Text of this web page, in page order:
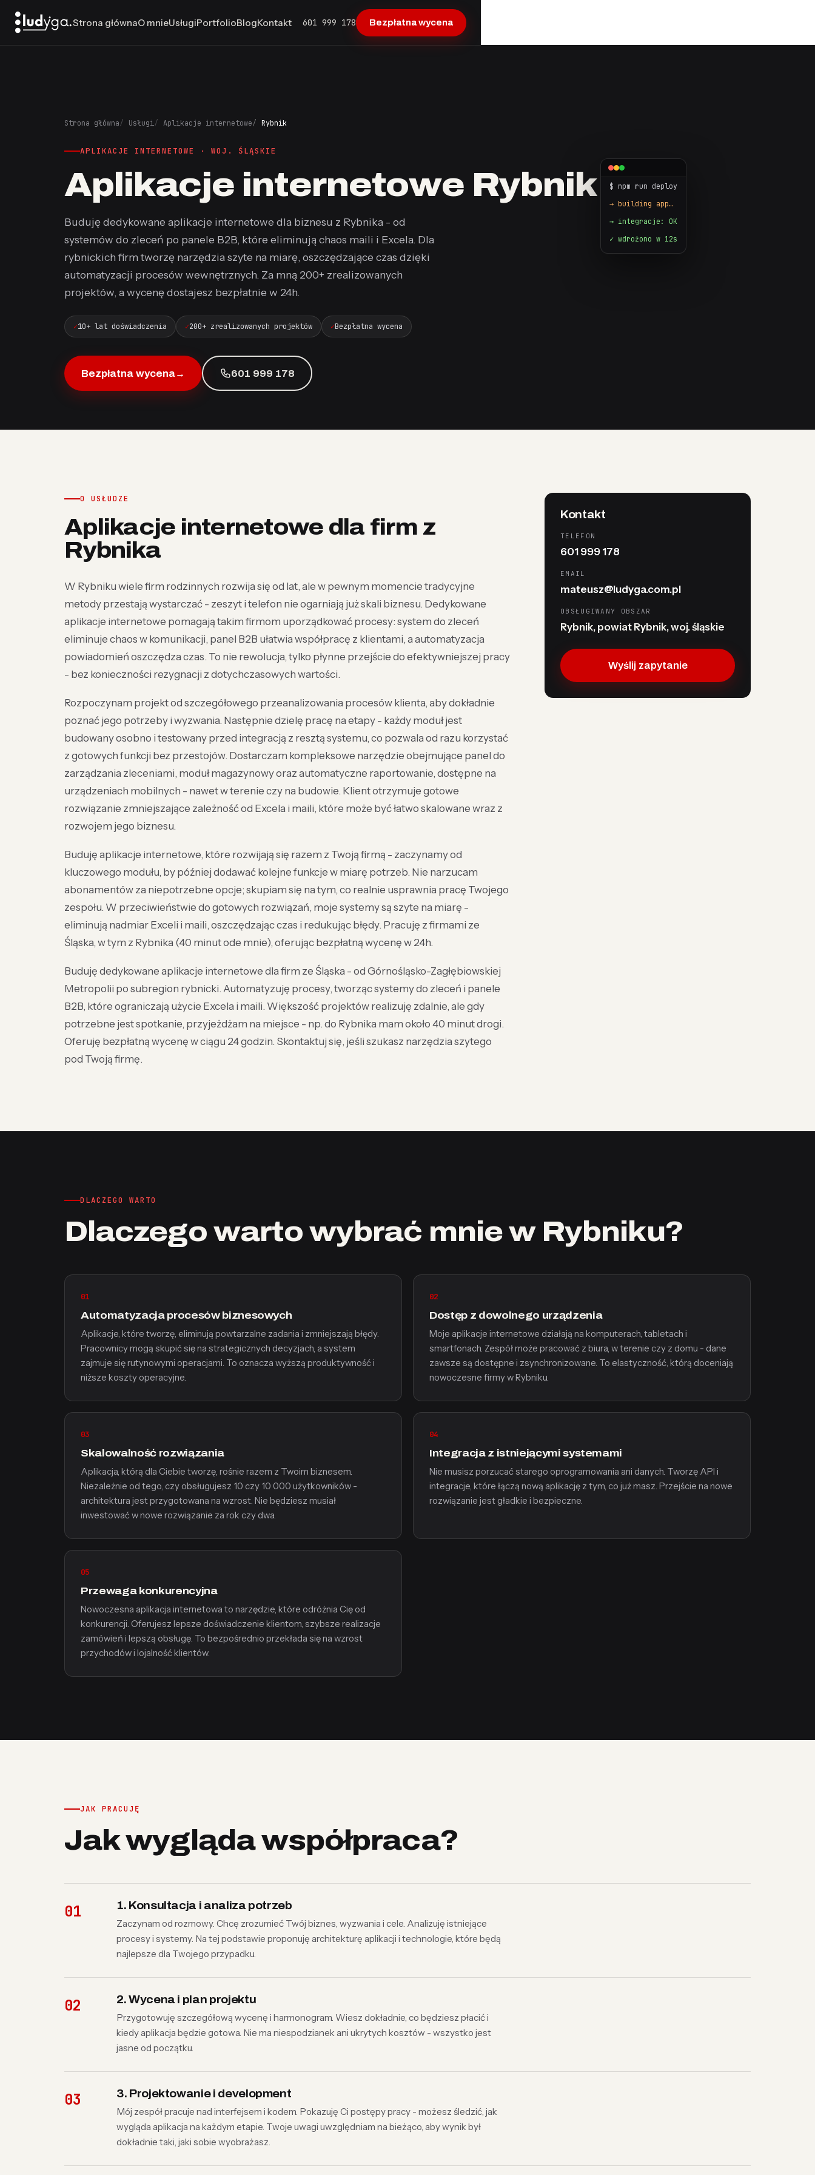
Strona głównaO mnieUsługiPortfolioBlogKontakt 601 999 178 Bezpłatna wycena
$ npm run deploy
→ building app…
→ integracje: OK
Strona główna Usługi Aplikacje internetowe Rybnik
APLIKACJE INTERNETOWE · WOJ. ŚLĄSKIE
Aplikacje internetowe Rybnik
Buduję dedykowane aplikacje internetowe dla biznesu z Rybnika - od
systemów do zleceń po panele B2B, które eliminują chaos maili i Excela. Dla
rybnickich firm tworzę narzędzia szyte na miarę, oszczędzające czas dzięki
automatyzacji procesów wewnętrznych. Za mną 200+ zrealizowanych
projektów, a wycenę dostajesz bezpłatnie w 24h.
10+ lat doświadczenia 200+ zrealizowanych projektów Bezpłatna wycena
Bezpłatna wycena→ 601 999 178
O USŁUDZE
Aplikacje internetowe dla firm z
Rybnika
W Rybniku wiele firm rodzinnych rozwija się od lat, ale w pewnym momencie tradycyjne
metody przestają wystarczać - zeszyt i telefon nie ogarniają już skali biznesu. Dedykowane
aplikacje internetowe pomagają takim firmom uporządkować procesy: system do zleceń
eliminuje chaos w komunikacji, panel B2B ułatwia współpracę z klientami, a automatyzacja
powiadomień oszczędza czas. To nie rewolucja, tylko płynne przejście do efektywniejszej pracy
- bez konieczności rezygnacji z dotychczasowych wartości.
Rozpoczynam projekt od szczegółowego przeanalizowania procesów klienta, aby dokładnie
poznać jego potrzeby i wyzwania. Następnie dzielę pracę na etapy - każdy moduł jest
budowany osobno i testowany przed integracją z resztą systemu, co pozwala od razu korzystać
z gotowych funkcji bez przestojów. Dostarczam kompleksowe narzędzie obejmujące panel do
zarządzania zleceniami, moduł magazynowy oraz automatyczne raportowanie, dostępne na
urządzeniach mobilnych - nawet w terenie czy na budowie. Klient otrzymuje gotowe
rozwiązanie zmniejszające zależność od Excela i maili, które może być łatwo skalowane wraz z
rozwojem jego biznesu.
Buduję aplikacje internetowe, które rozwijają się razem z Twoją firmą - zaczynamy od
kluczowego modułu, by później dodawać kolejne funkcje w miarę potrzeb. Nie narzucam
abonamentów za niepotrzebne opcje; skupiam się na tym, co realnie usprawnia pracę Twojego
zespołu. W przeciwieństwie do gotowych rozwiązań, moje systemy są szyte na miarę -
eliminują nadmiar Exceli i maili, oszczędzając czas i redukując błędy. Pracuję z firmami ze
Śląska, w tym z Rybnika (40 minut ode mnie), oferując bezpłatną wycenę w 24h.
Buduję dedykowane aplikacje internetowe dla firm ze Śląska - od Górnośląsko-Zagłębiowskiej
Metropolii po subregion rybnicki. Automatyzuję procesy, tworząc systemy do zleceń i panele
B2B, które ograniczają użycie Excela i maili. Większość projektów realizuję zdalnie, ale gdy
potrzebne jest spotkanie, przyjeżdżam na miejsce - np. do Rybnika mam około 40 minut drogi.
Oferuję bezpłatną wycenę w ciągu 24 godzin. Skontaktuj się, jeśli szukasz narzędzia szytego
pod Twoją firmę.
Kontakt
TELEFON
601 999 178
EMAIL
mateusz@ludyga.com.pl
OBSŁUGIWANY OBSZAR
Rybnik, powiat Rybnik, woj. śląskie
Wyślij zapytanie
DLACZEGO WARTO
Dlaczego warto wybrać mnie w Rybniku?
01
Automatyzacja procesów biznesowych
Aplikacje, które tworzę, eliminują powtarzalne zadania i zmniejszają błędy.
Pracownicy mogą skupić się na strategicznych decyzjach, a system
zajmuje się rutynowymi operacjami. To oznacza wyższą produktywność i
niższe koszty operacyjne.
02
Dostęp z dowolnego urządzenia
Moje aplikacje internetowe działają na komputerach, tabletach i
smartfonach. Zespół może pracować z biura, w terenie czy z domu - dane
zawsze są dostępne i zsynchronizowane. To elastyczność, którą doceniają
nowoczesne firmy w Rybniku.
03
Skalowalność rozwiązania
Aplikacja, którą dla Ciebie tworzę, rośnie razem z Twoim biznesem.
Niezależnie od tego, czy obsługujesz 10 czy 10 000 użytkowników -
architektura jest przygotowana na wzrost. Nie będziesz musiał
inwestować w nowe rozwiązanie za rok czy dwa.
04
Integracja z istniejącymi systemami
Nie musisz porzucać starego oprogramowania ani danych. Tworzę API i
integracje, które łączą nową aplikację z tym, co już masz. Przejście na nowe
rozwiązanie jest gładkie i bezpieczne.
05
Przewaga konkurencyjna
Nowoczesna aplikacja internetowa to narzędzie, które odróżnia Cię od
konkurencji. Oferujesz lepsze doświadczenie klientom, szybsze realizacje
zamówień i lepszą obsługę. To bezpośrednio przekłada się na wzrost
przychodów i lojalność klientów.
JAK PRACUJĘ
Jak wygląda współpraca?
1. Konsultacja i analiza potrzeb
Zaczynam od rozmowy. Chcę zrozumieć Twój biznes, wyzwania i cele. Analizuję istniejące
procesy i systemy. Na tej podstawie proponuję architekturę aplikacji i technologie, które będą
najlepsze dla Twojego przypadku.
2. Wycena i plan projektu
Przygotowuję szczegółową wycenę i harmonogram. Wiesz dokładnie, co będziesz płacić i
kiedy aplikacja będzie gotowa. Nie ma niespodzianek ani ukrytych kosztów - wszystko jest
jasne od początku.
3. Projektowanie i development
Mój zespół pracuje nad interfejsem i kodem. Pokazuję Ci postępy pracy - możesz śledzić, jak
wygląda aplikacja na każdym etapie. Twoje uwagi uwzględniam na bieżąco, aby wynik był
dokładnie taki, jaki sobie wyobrażasz.